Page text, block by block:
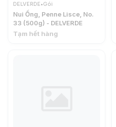
DELVERDE•Gói
Nui Ống, Penne Lisce, No.
33 (500g) - DELVERDE
Tạm hết hàng